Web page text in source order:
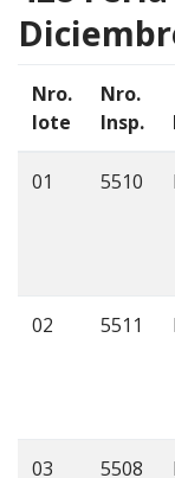
Nro.
lote
Nro.
Insp.
01 5510
02 5511
03 5508